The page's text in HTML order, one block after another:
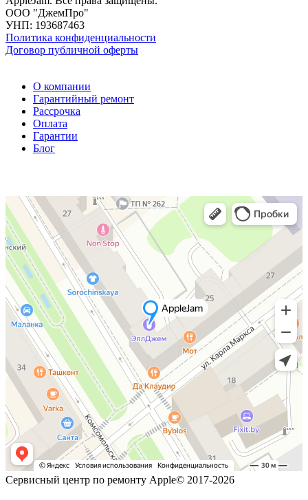
ООО "ДжемПро"
УНП: 193687463
Политика конфиденциальности
Договор публичной оферты
О компании
Гарантийный ремонт
Рассрочка
Оплата
Гарантии
Блог
Сервисный центр по ремонту Apple© 2017-2026